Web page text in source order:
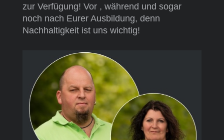
zur Verfügung! Vor , während und sogar
noch nach Eurer Ausbildung, denn
Nachhaltigkeit ist uns wichtig!